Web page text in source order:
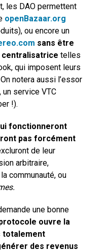
les DAO permettent
openBazaar.org
ou encore un
sans être
centralisatrice telles
qui imposent leurs
notera aussi l’essor
, un service VTC
!).
fonctionneront
pas forcément
de leur
arbitraire,
communauté, ou
.
une bonne
ouvre la
totalement
des revenus